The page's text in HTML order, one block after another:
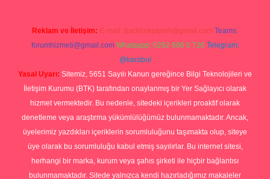
Reklam ve İletişim: E-mail: backlinkpaneli@gmail.com Teams:
forumhizmeti@gmail.com Whatsapp: 0262 606 0 726 Telegram:
@karabul
Yasal Uyarı: Sitemiz, 5651 Sayılı Kanun gereğince Bilgi Teknolojileri ve
İletişim Kurumu (BTK) tarafından onaylanmış bir Yer Sağlayıcı olarak
hizmet vermektedir. Bu nedenle, sitedeki içerikleri proaktif olarak
denetleme veya araştırma yükümlülüğümüz bulunmamaktadır. Ancak,
üyelerimiz yazdıkları içeriklerin sorumluluğunu taşımakta olup, siteye
üye olarak bu sorumluluğu kabul etmiş sayılırlar. Bu internet sitesi,
herhangi bir marka, kurum veya şahıs şirketi ile hiçbir bağlantısı
bulunmamaktadır. Sitede yalnızca kendi hazırladığımız makaleler